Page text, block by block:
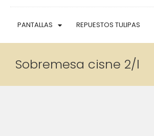
PANTALLAS REPUESTOS TULIPAS
Sobremesa cisne 2/l